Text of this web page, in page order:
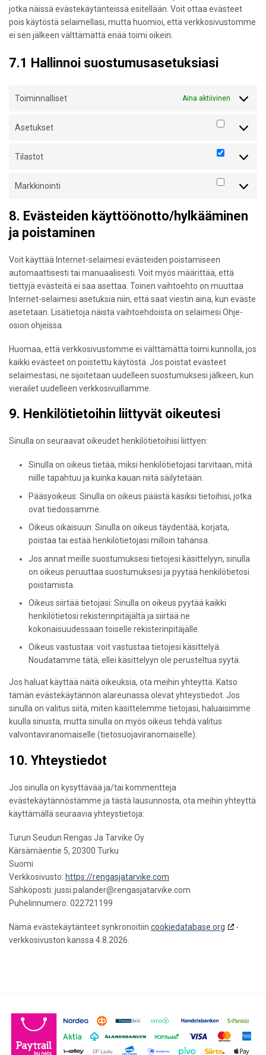
jotka näissä evästekäytänteissä esitellään. Voit ottaa evästeet
pois käytöstä selaimellasi, mutta huomioi, että verkkosivustomme
ei sen jälkeen välttämättä enää toimi oikein.
7.1 Hallinnoi suostumusasetuksiasi
Toiminnalliset Aina aktiivinen
Asetukset Asetukset
Tilastot Tilastot
Markkinointi
8. Evästeiden käyttöönotto/hylkääminen
ja poistaminen
Voit käyttää Internet-selaimesi evästeiden poistamiseen
automaattisesti tai manuaalisesti. Voit myös määrittää, että
tiettyjä evästeitä ei saa asettaa. Toinen vaihtoehto on muuttaa
Internet-selaimesi asetuksia niin, että saat viestin aina, kun eväste
asetetaan. Lisätietoja näistä vaihtoehdoista on selaimesi Ohje-
osion ohjeissa.
Huomaa, että verkkosivustomme ei välttämättä toimi kunnolla, jos
kaikki evästeet on poistettu käytöstä. Jos poistat evästeet
selaimestasi, ne sijoitetaan uudelleen suostumuksesi jälkeen, kun
vierailet uudelleen verkkosivuillamme.
9. Henkilötietoihin liittyvät oikeutesi
Sinulla on seuraavat oikeudet henkilötietoihisi liittyen:
Sinulla on oikeus tietää, miksi henkilötietojasi tarvitaan, mitä
niille tapahtuu ja kuinka kauan niitä säilytetään.
Pääsyoikeus: Sinulla on oikeus päästä käsiksi tietoihisi, jotka
ovat tiedossamme.
Oikeus oikaisuun: Sinulla on oikeus täydentää, korjata,
poistaa tai estää henkilötietojasi milloin tahansa.
Jos annat meille suostumuksesi tietojesi käsittelyyn, sinulla
on oikeus peruuttaa suostumuksesi ja pyytää henkilötietosi
poistamista.
Oikeus siirtää tietojasi: Sinulla on oikeus pyytää kaikki
henkilötietosi rekisterinpitäjältä ja siirtää ne
kokonaisuudessaan toiselle rekisterinpitäjälle.
Oikeus vastustaa: voit vastustaa tietojesi käsittelyä.
Noudatamme tätä, ellei käsittelyyn ole perusteltua syytä.
Jos haluat käyttää näitä oikeuksia, ota meihin yhteyttä. Katso
tämän evästekäytännön alareunassa olevat yhteystiedot. Jos
sinulla on valitus siitä, miten käsittelemme tietojasi, haluaisimme
kuulla sinusta, mutta sinulla on myös oikeus tehdä valitus
valvontaviranomaiselle (tietosuojaviranomaiselle).
10. Yhteystiedot
Jos sinulla on kysyttävää ja/tai kommentteja
evästekäytännöstämme ja tästä lausunnosta, ota meihin yhteyttä
käyttämällä seuraavia yhteystietoja:
Turun Seudun Rengas Ja Tarvike Oy
Kärsämäentie 5, 20300 Turku
Suomi
Verkkosivusto: https://rengasjatarvike.com
Sähköposti: jussi.palander@rengasjatarvike.com
Puhelinnumero: 022721199
Nämä evästekäytänteet synkronoitiin cookiedatabase.org
-
verkkosivuston kanssa 4.8.2026.